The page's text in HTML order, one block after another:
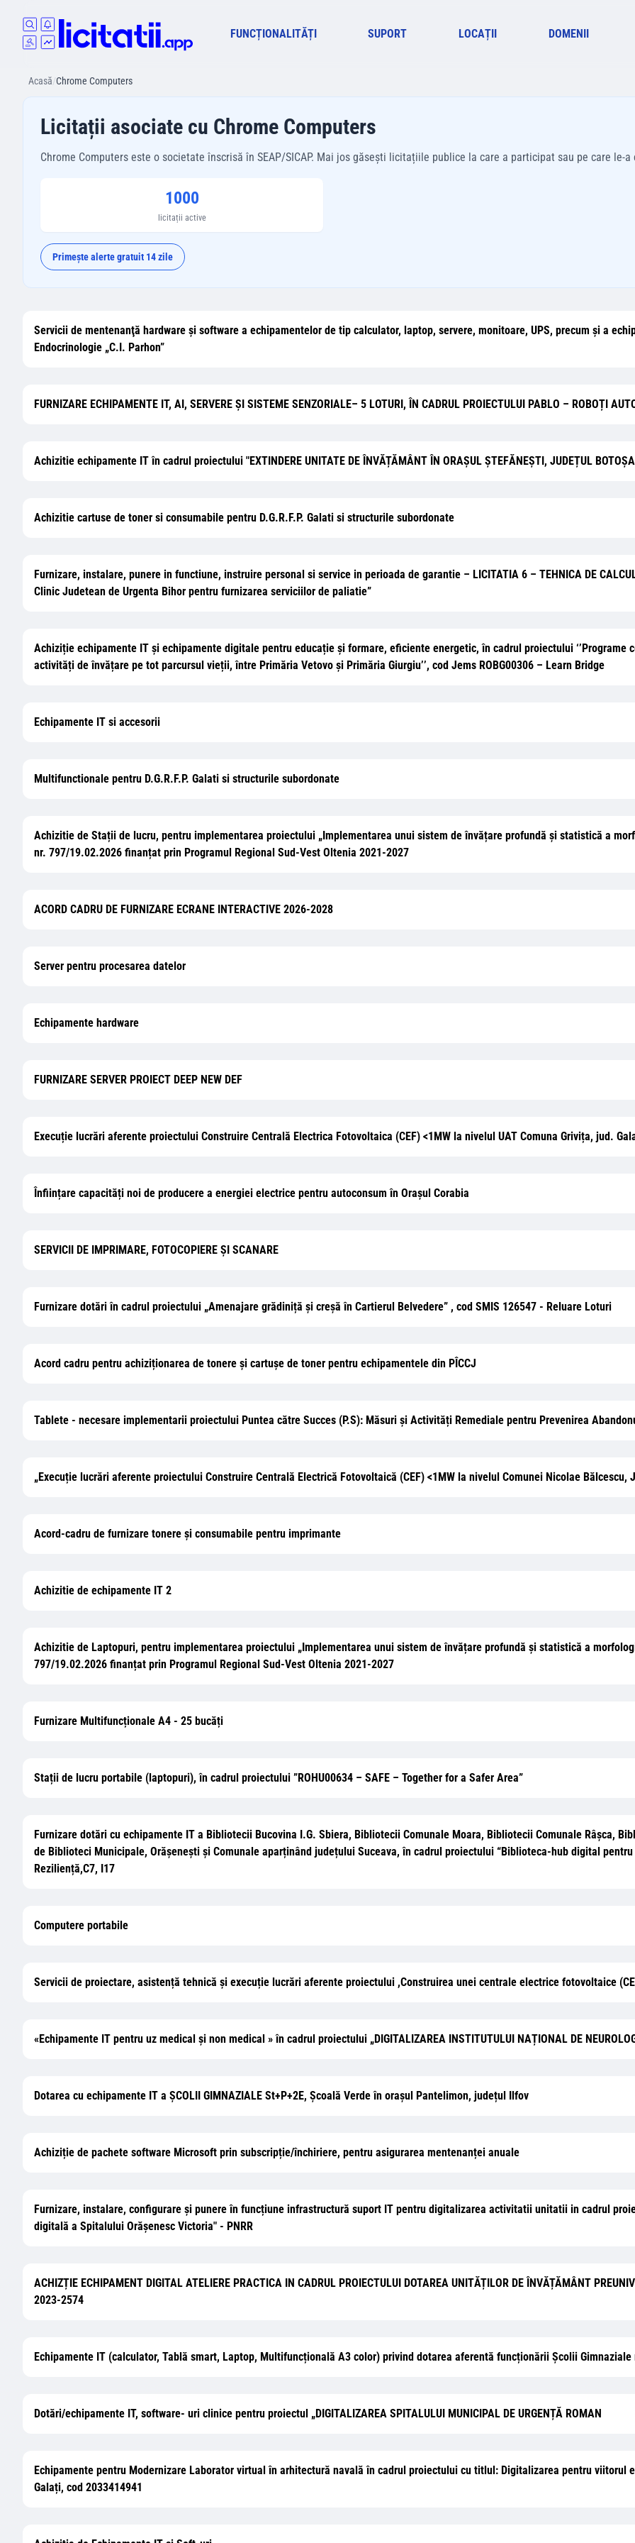
FUNCȚIONALITĂȚI SUPORT LOCAȚII DOMENII
Acasă/Chrome Computers
Licitații asociate cu Chrome Computers
Chrome Computers este o societate înscrisă în SEAP/SICAP. Mai jos găsești licitațiile publice la care a participat sau pe care
1000
licitații active
Primește alerte gratuit 14 zile
Servicii de mentenanţă hardware şi software a echipamentelor de tip calculator, laptop, servere, monitoare, UPS, precum şi a
Endocrinologie „C.I. Parhon”
FURNIZARE ECHIPAMENTE IT, AI, SERVERE ȘI SISTEME SENZORIALE– 5 LOTURI, ÎN CADRUL PROIECTULUI PABLO – ROBOȚI
Achizitie echipamente IT în cadrul proiectului "EXTINDERE UNITATE DE ÎNVĂȚĂMÂNT ÎN ORAȘUL ȘTEFĂNEȘTI, JUDEȚUL
Achizitie cartuse de toner si consumabile pentru D.G.R.F.P. Galati si structurile subordonate
Furnizare, instalare, punere in functiune, instruire personal si service in perioada de garantie – LICITATIA 6 – TEHNICA DE
Clinic Judetean de Urgenta Bihor pentru furnizarea serviciilor de paliatie”
Achiziție echipamente IT și echipamente digitale pentru educație și formare, eficiente energetic, în cadrul proiectului
activități de învățare pe tot parcursul vieții, între Primăria Vetovo și Primăria Giurgiu’’, cod Jems ROBG00306 – Learn Bridge
Echipamente IT si accesorii
Multifunctionale pentru D.G.R.F.P. Galati si structurile subordonate
Achizitie de Stații de lucru, pentru implementarea proiectului „Implementarea unui sistem de învățare profundă și statistică a
nr. 797/19.02.2026 finanțat prin Programul Regional Sud-Vest Oltenia 2021-2027
ACORD CADRU DE FURNIZARE ECRANE INTERACTIVE 2026-2028
Server pentru procesarea datelor
Echipamente hardware
FURNIZARE SERVER PROIECT DEEP NEW DEF
Execuție lucrări aferente proiectului Construire Centrală Electrica Fotovoltaica (CEF) <1MW la nivelul UAT Comuna Grivița, jud.
Înființare capacități noi de producere a energiei electrice pentru autoconsum în Orașul Corabia
SERVICII DE IMPRIMARE, FOTOCOPIERE ŞI SCANARE
Furnizare dotări în cadrul proiectului „Amenajare grădiniță și creșă în Cartierul Belvedere” , cod SMIS 126547 - Reluare Loturi
Acord cadru pentru achiziționarea de tonere și cartușe de toner pentru echipamentele din PÎCCJ
Tablete - necesare implementarii proiectului Puntea către Succes (P.S): Măsuri și Activități Remediale pentru Prevenirea
„Execuție lucrări aferente proiectului Construire Centrală Electrică Fotovoltaică (CEF) <1MW la nivelul Comunei Nicolae Bălcescu,
Acord-cadru de furnizare tonere şi consumabile pentru imprimante
Achizitie de echipamente IT 2
Achizitie de Laptopuri, pentru implementarea proiectului „Implementarea unui sistem de învățare profundă și statistică a
797/19.02.2026 finanțat prin Programul Regional Sud-Vest Oltenia 2021-2027
Furnizare Multifuncționale A4 - 25 bucăți
Stații de lucru portabile (laptopuri), în cadrul proiectului ”ROHU00634 – SAFE – Together for a Safer Area”
Furnizare dotări cu echipamente IT a Bibliotecii Bucovina I.G. Sbiera, Bibliotecii Comunale Moara, Bibliotecii Comunale Râșca,
de Biblioteci Municipale, Orășenești și Comunale aparținând județului Suceava, în cadrul proiectului “Biblioteca-hub digital
Reziliență,C7, I17
Computere portabile
Servicii de proiectare, asistență tehnică și execuție lucrări aferente proiectului ,Construirea unei centrale electrice fotovoltaice
«Echipamente IT pentru uz medical și non medical » în cadrul proiectului „DIGITALIZAREA INSTITUTULUI NAȚIONAL DE
Dotarea cu echipamente IT a ȘCOLII GIMNAZIALE St+P+2E, Școală Verde în orașul Pantelimon, județul Ilfov
Achiziție de pachete software Microsoft prin subscripție/închiriere, pentru asigurarea mentenanței anuale
Furnizare, instalare, configurare și punere în funcțiune infrastructură suport IT pentru digitalizarea activitatii unitatii in cadrul
digitală a Spitalului Orășenesc Victoria" - PNRR
ACHIZȚIE ECHIPAMENT DIGITAL ATELIERE PRACTICA IN CADRUL PROIECTULUI DOTAREA UNITĂȚILOR DE ÎNVĂȚĂMÂNT
2023-2574
Echipamente IT (calculator, Tablă smart, Laptop, Multifuncțională A3 color) privind dotarea aferentă funcționării Școlii
Dotări/echipamente IT, software- uri clinice pentru proiectul „DIGITALIZAREA SPITALULUI MUNICIPAL DE URGENȚĂ ROMAN
Echipamente pentru Modernizare Laborator virtual în arhitectură navală în cadrul proiectului cu titlul: Digitalizarea pentru viitorul
Galați, cod 2033414941